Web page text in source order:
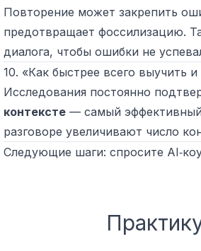
Повторение может закрепить
предотвращает фоссилизацию.
диалога, чтобы ошибки не
10. «Как быстрее всего выучить
Исследования постоянно
контексте — самый эффективный
разговоре увеличивают число
Следующие шаги: спросите